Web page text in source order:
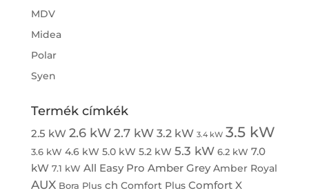
MDV
Midea
Polar
Syen
Termék címkék
2.5 kW 2.6 kW 2.7 kW 3.2 kW 3.4 kW 3.5 kW
3.6 kW 4.6 kW 5.0 kW 5.2 kW 5.3 kW 6.2 kW 7.0
kW 7.1 kW All Easy Pro Amber Grey Amber Royal
AUX Bora Plus ch Comfort Plus Comfort X